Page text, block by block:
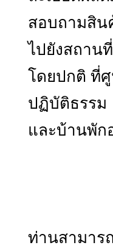
สอบถามสิน
ไปยังสถาน
โดยปกติ ที่
ปฏิบัติธรรม
และบ้านพัก
ท่านสามาร